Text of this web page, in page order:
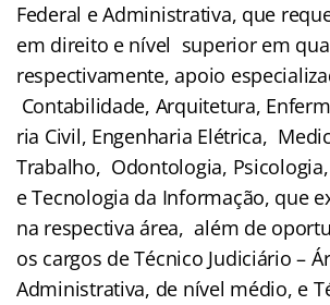
Federal e Administrativa, que
em direito e nível superior em
respectivamente, apoio
Contabilidade, Arquitetura,
ria Civil, Engenharia Elétrica,
Trabalho, Odontologia, Psicologia,
e Tecnologia da Informação, que
na respectiva área, além de
os cargos de Técnico Judiciário –
Administrativa, de nível médio, e